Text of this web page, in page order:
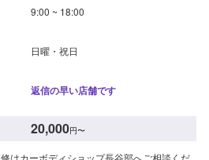
9:00 ~ 18:00
日曜・祝日
返信の早い店舗です
20,000円〜
はカーボディショップ長谷部へご相談くだ